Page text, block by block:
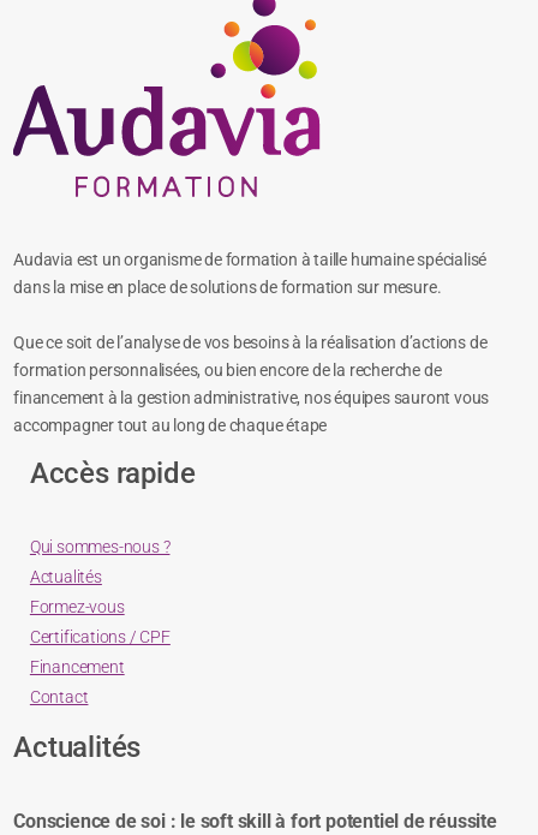
Audavia est un organisme de formation à taille humaine spécialisé
dans la mise en place de solutions de formation sur mesure.
Que ce soit de l’analyse de vos besoins à la réalisation d’actions de
formation personnalisées, ou bien encore de la recherche de
financement à la gestion administrative, nos équipes sauront vous
accompagner tout au long de chaque étape
Accès rapide
Qui sommes-nous ?
Actualités
Formez-vous
Certifications / CPF
Financement
Contact
Actualités
Conscience de soi : le soft skill à fort potentiel de réussite